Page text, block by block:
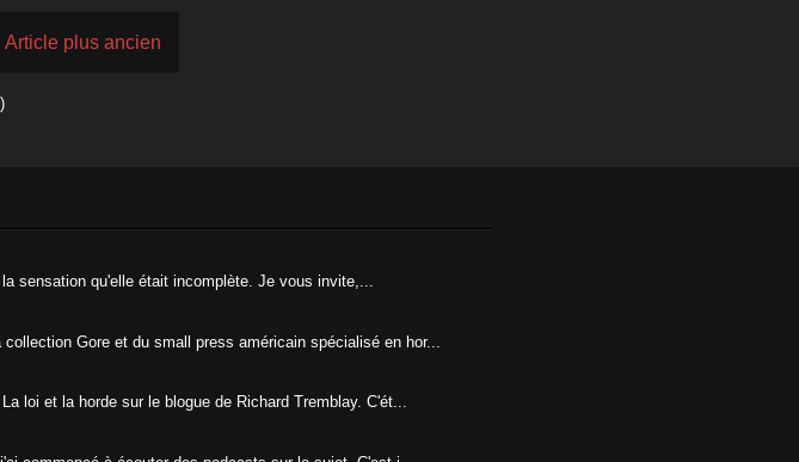
Article plus ancien
sensation qu'elle était incomplète. Je vous invite,...
Gore et du small press américain spécialisé en hor...
loi et la horde sur le blogue de Richard Tremblay. C'ét...